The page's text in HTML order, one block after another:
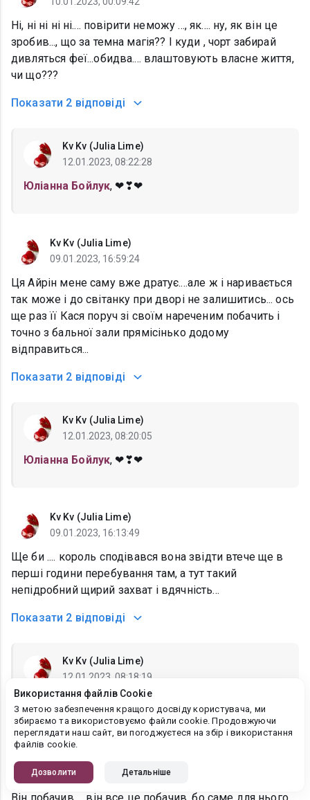
Ні, ні ні ні ні.... повірити неможу ..., як.... ну, як він це
зробив..., що за темна магія?? І куди , чорт забирай
дивляться феї...обидва.... влаштовують власне життя,
чи що???
Показати 2 відповіді
Kv Kv (Julia Lime)
12.01.2023, 08:22:28
Юліанна Бойлук, ❤❣❤
Kv Kv (Julia Lime)
09.01.2023, 16:59:24
Ця Айрін мене саму вже дратує....але ж і наривається
так може і до світанку при дворі не залишитись... ось
ще раз її Кася поруч зі своїм нареченим побачить і
точно з бальної зали прямісінько додому
відправиться...
Показати 2 відповіді
Kv Kv (Julia Lime)
12.01.2023, 08:20:05
Юліанна Бойлук, ❤❣❤
Kv Kv (Julia Lime)
09.01.2023, 16:13:49
Ще би .... король сподівався вона звідти втече ще в
перші години перебування там, а тут такий
непідробний щирий захват і вдячність...
Показати 2 відповіді
Kv Kv (Julia Lime)
12.01.2023, 08:18:19
Юліанна Бойлук, ❤❣❤
09.01.2023, 16:06:49
Використання файлів Cookie
З метою забезпечення кращого досвіду користувача, ми
збираємо та використовуємо файли cookie. Продовжуючи
переглядати наш сайт, ви погоджуєтеся на збір і використання
файлів cookie.
Дозволити Детальніше